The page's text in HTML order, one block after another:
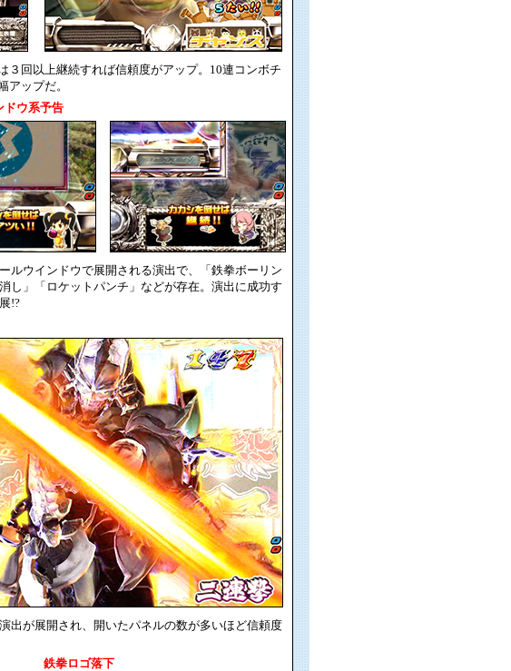
３回以上継続すれば信頼度がアップ。10連コンボチ
アップだ。
ドウ系予告
ルウインドウで展開される演出で、「鉄拳ボーリン
し」「ロケットパンチ」などが存在。演出に成功す
!?
出が展開され、開いたパネルの数が多いほど信頼度
鉄拳ロゴ落下